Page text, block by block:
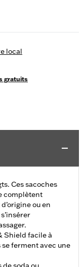
local
gratuits
Ces sacoches
complètent
ou en
Shield facile à
ferment avec une